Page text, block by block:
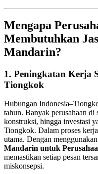
Mengapa
Membutuhkan
Mandarin?
1. Peningkatan Kerja
Tiongkok
Hubungan
tahun. Banyak perusahaan
konstruksi, hingga investasi
Tiongkok. Dalam proses
utama. Dengan menggunakan
Mandarin untuk
memastikan setiap pesan
miskonsepsi.